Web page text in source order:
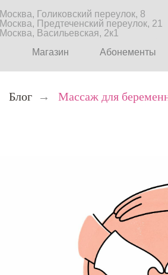
Магазин Абонементы
Москва, Голиковский переулок, 8
Москва, Предтеченский переулок, 21
Москва, Васильевская, 2к1
Блог → Массаж для